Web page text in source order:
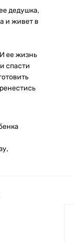
дедушка,
и живет в
ее жизнь
спасти